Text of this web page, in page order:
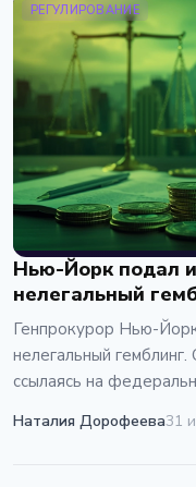
РЕГУЛИРОВАНИЕ
Нью-Йорк подал
нелегальный
Генпрокурор Нью-
нелегальный
ссылаясь на
Наталия Дорофеева31